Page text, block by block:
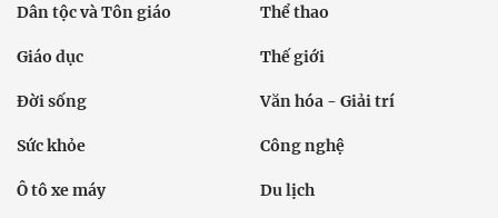
Dân tộc và Tôn giáo Thể thao
Giáo dục Thế giới
Đời sống Văn hóa - Giải trí
Sức khỏe Công nghệ
Ô tô xe máy Du lịch